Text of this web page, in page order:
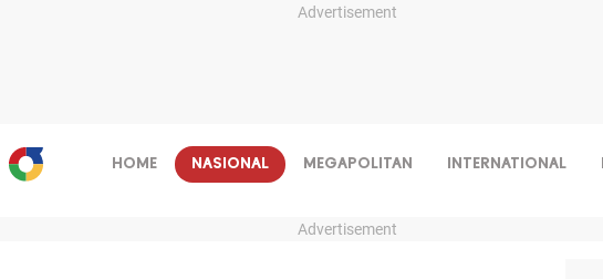
Advertisement
HOME NASIONAL MEGAPOLITAN INTERNATIONAL
Advertisement